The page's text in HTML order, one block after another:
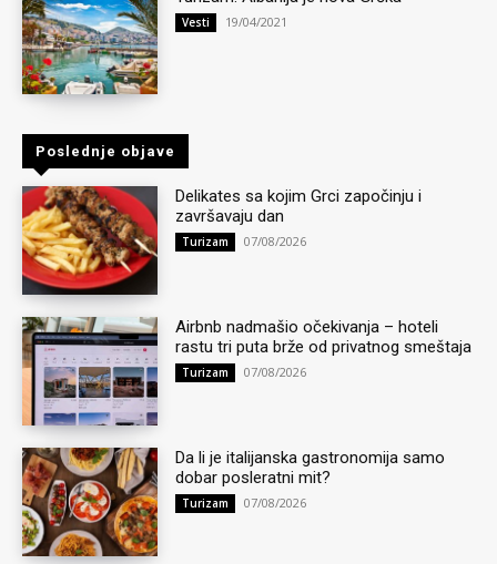
Vesti 19/04/2021
Poslednje objave
Delikates sa kojim Grci započinju i
završavaju dan
Turizam 07/08/2026
Airbnb nadmašio očekivanja – hoteli
rastu tri puta brže od privatnog smeštaja
Turizam 07/08/2026
Da li je italijanska gastronomija samo
dobar posleratni mit?
Turizam 07/08/2026